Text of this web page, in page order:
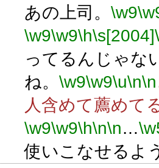
あの上司。 \w9
\w9\w9\h\s[2004]
ってるんじゃな
ね。 \w9\w9\u\n\n
人含めて薦めて
\w9\w9\h\n\n…
使いこなせるよ